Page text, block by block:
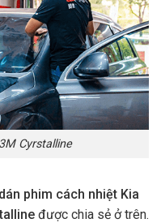
Cyrstalline
dán phim cách nhiệt Kia
được chia sẻ ở trên.